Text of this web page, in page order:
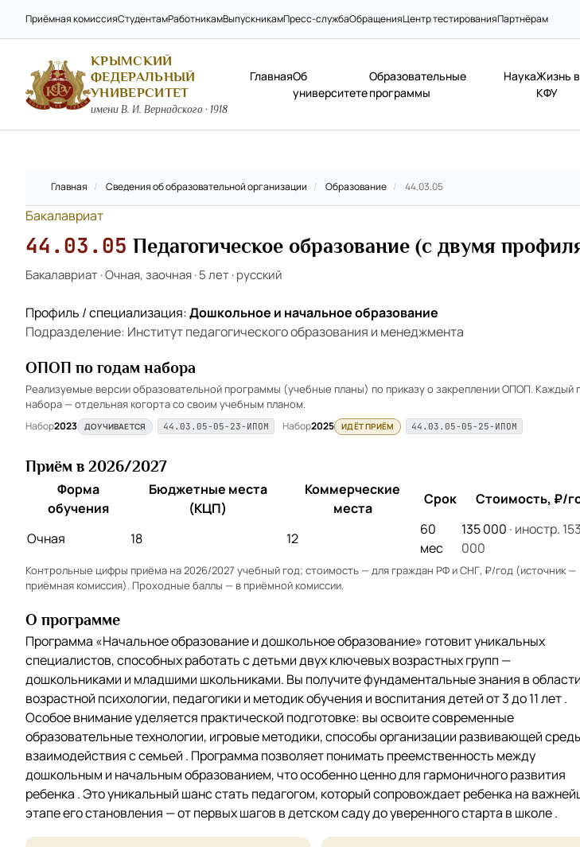
Приёмная комиссияСтудентамРаботникамВыпускникамПресс-службаОбращенияЦентр тестированияПартнёрам
КРЫМСКИЙ
ФЕДЕРАЛЬНЫЙ
УНИВЕРСИТЕТ
имени В. И. Вернадского · 1918
ГлавнаяОб
университете
Образовательные
программы
НаукаЖизнь в
КФУ
Главная / Сведения об образовательной организации / Образование / 44.03.05
Бакалавриат
44.03.05 Педагогическое образование (с двумя
Бакалавриат·Очная, заочная·5 лет·русский
Профиль / специализация:Дошкольное и начальное образование
Подразделение: Институт педагогического образования и менеджмента
ОПОП по годам набора
Реализуемые версии образовательной программы (учебные планы) по приказу о закреплении ОПОП. Каждый
набора — отдельная когорта со своим учебным планом.
Набор2023 ДОУЧИВАЕТСЯ 44.03.05-05-23-ИПОМ Набор2025 ИДЁТ ПРИЁМ 44.03.05-05-25-ИПОМ
Приём в 2026/2027
Форма
обучения
Бюджетные места
(КЦП)
Коммерческие
места
Срок Стоимость, ₽/
Очная 18 12
60
мес
135 000 · иностр. 153
000
Контрольные цифры приёма на 2026/2027 учебный год; стоимость — для граждан РФ и СНГ, ₽/год (источник —
приёмная комиссия). Проходные баллы — в приёмной комиссии.
О программе
Программа «Начальное образование и дошкольное образование» готовит уникальных
специалистов, способных работать с детьми двух ключевых возрастных групп —
дошкольниками и младшими школьниками. Вы получите фундаментальные знания в области
возрастной психологии, педагогики и методик обучения и воспитания детей от 3 до 11 лет .
Особое внимание уделяется практической подготовке: вы освоите современные
образовательные технологии, игровые методики, способы организации развивающей
взаимодействия с семьей . Программа позволяет понимать преемственность между
дошкольным и начальным образованием, что особенно ценно для гармоничного развития
ребенка . Это уникальный шанс стать педагогом, который сопровождает ребенка на
этапе его становления — от первых шагов в детском саду до уверенного старта в школе .